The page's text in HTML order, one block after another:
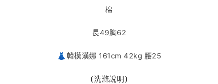
棉
長49胸62
👗韓模漢娜 161cm 42kg 腰25
⦗洗滌說明⦘